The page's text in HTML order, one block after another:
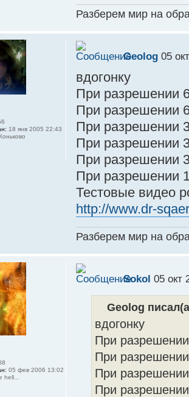
Разберем мир на
Geolog 05
вдогонку
При разрешении
При разрешении
При разрешении
При разрешении
При разрешении
При разрешении
Тестовые видео
http://www.dr-
Разберем мир на
18 янв 2005 22:43
Sokol 05 окт
Geolog
вдогонку
При
При
При
При
05 фев 2006 13:02
hell...